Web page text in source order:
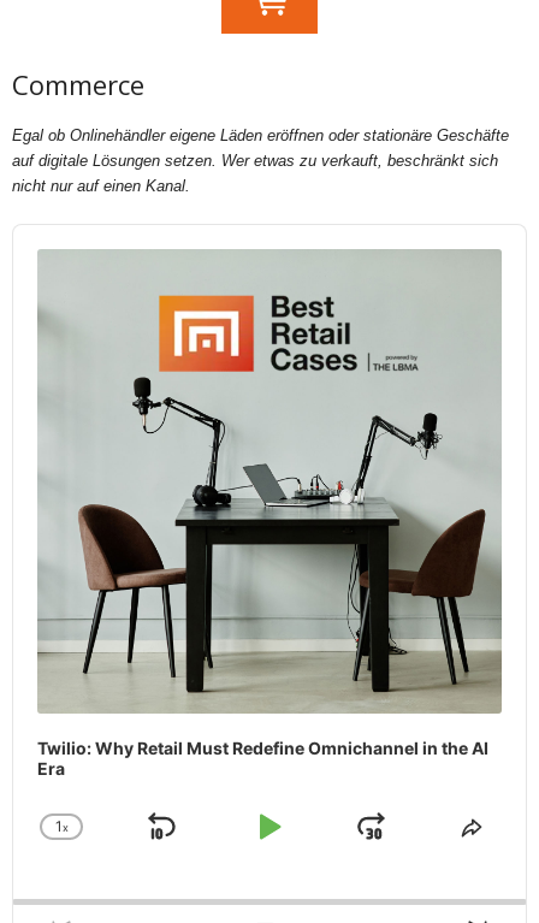
Commerce
Egal ob Onlinehändler eigene Läden eröffnen oder stationäre Geschäfte
auf digitale Lösungen setzen. Wer etwas zu verkauft, beschränkt sich
nicht nur auf einen Kanal.
Audio
Player
Twilio: Why Retail Must Redefine Omnichannel in the AI
Era
Change
1x
Skip
Play
Jump
Share